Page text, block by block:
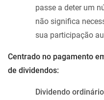
passe a deter um
não significa
sua participação
Centrado no pagamento
de dividendos:
Dividendo